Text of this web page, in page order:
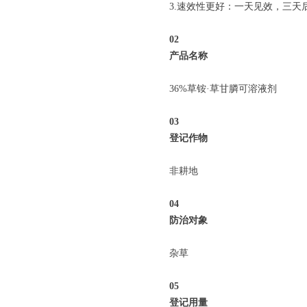
3.速效性更好：一天见效，三天
02
产品名称
36%草铵·草甘膦可溶液剂
03
登记作物
非耕地
04
防治对象
杂草
05
登记用量